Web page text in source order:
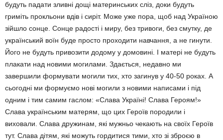
будуть падати зливні дощі материнських сліз, доки будуть
гриміть прокльони вдів і сиріт. Може уже пора, щоб над Україною
зійшло сонце. Сонце радості і миру, без тривоги, без смутку, де
український воїн буде просто проходити навчання, а не гинути.
Його не будуть привозити додому у домовині. І матері не будуть
плакати над новими могилами. Здається, недавно ми
завершили формувати могили тих, хто загинув у 40-50 роках. А
сьогодні ми формуємо нові могили з новими написами і під
одним і тим самим гаслом: «Слава Україні! Слава Героям!»
Слава українським матерям, що цих Героїв породили і
виховали. Слава дружинам, які мужньо чекають на своїх Героїв
тут. Слава дітям, які можуть гордитися тими, хто зі зброєю в